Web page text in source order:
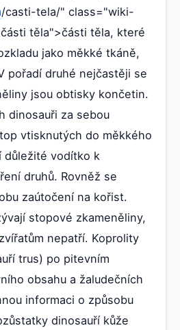
/casti-tela/" class="wiki-
těla">části těla, které
jako měkké tkáně,
pořadí druhé nejčastěji se
jsou obtisky končetin.
dinosauři za sebou
vtisknutých do měkkého
důležité vodítko k
druhů. Rovněž se
zaútočení na kořist.
stopové zkameněliny,
zvířatům nepatří. Koprolity
trus) po pitevním
obsahu a žaludečních
informaci o způsobu
dinosauří kůže